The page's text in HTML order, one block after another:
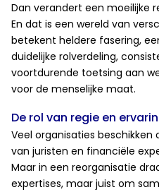
Dan verandert een moeilijke
En dat is een wereld van
betekent heldere fasering,
duidelijke rolverdeling,
voortdurende toetsing aan
voor de menselijke maat.
De rol van regie en
Veel organisaties
van juristen en financiële
Maar in een reorganisatie
expertises, maar juist om